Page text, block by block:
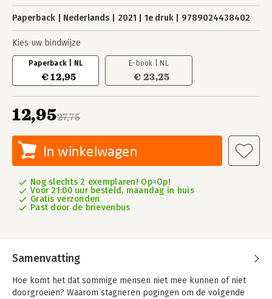
Paperback Nederlands 2021 1e druk 9789024438402
Kies uw bindwijze
Paperback | NL
€ 12,95
E-book | NL
€ 23,25
27,75
12,95
In winkelwagen
Nog slechts 2 exemplaren! Op=Op!
Voor 21:00 uur besteld, maandag in huis
Gratis verzonden
Past door de brievenbus
Samenvatting
Hoe komt het dat sommige mensen niet mee kunnen of niet
doorgroeien? Waarom stagneren pogingen om de volgende